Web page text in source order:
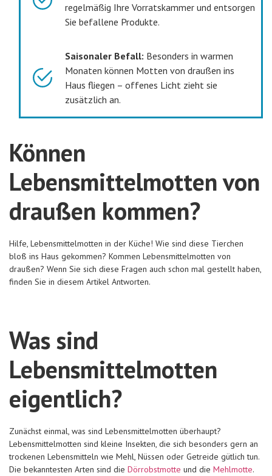
regelmäßig Ihre Vorratskammer und entsorgen
Sie befallene Produkte.
Saisonaler Befall: Besonders in warmen
Monaten können Motten von draußen ins
Haus fliegen – offenes Licht zieht sie
zusätzlich an.
Können
Lebensmittelmotten von
draußen kommen?
Hilfe, Lebensmittelmotten in der Küche! Wie sind diese Tierchen
bloß ins Haus gekommen? Kommen Lebensmittelmotten von
draußen? Wenn Sie sich diese Fragen auch schon mal gestellt haben,
finden Sie in diesem Artikel Antworten.
Was sind
Lebensmittelmotten
eigentlich?
Zunächst einmal, was sind Lebensmittelmotten überhaupt?
Lebensmittelmotten sind kleine Insekten, die sich besonders gern an
trockenen Lebensmitteln wie Mehl, Nüssen oder Getreide gütlich tun.
Die bekanntesten Arten sind die Dörrobstmotte und die Mehlmotte.